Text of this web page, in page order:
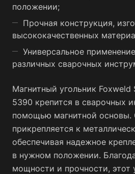
положении;
Прочная конструкция,
высококачественных
Универсальное
различных сварочных
Магнитный угольник Foxweld
5390 крепится в сварочных
помощью магнитной основы.
прикрепляется к
обеспечивая надежное
в нужном положении.
мощности и прочности, этот